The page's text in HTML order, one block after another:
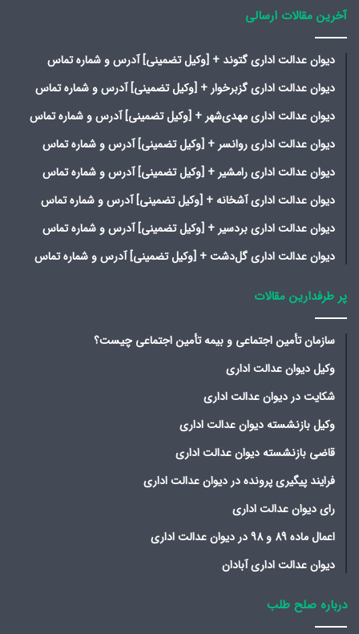
آخرین مقالات ارسالی
دیوان عدالت اداری گتوند + [وکیل تضمینی] آدرس و شماره تماس
دیوان عدالت اداری گزبرخوار + [وکیل تضمینی] آدرس و شماره تماس
دیوان عدالت اداری مهدی‌شهر + [وکیل تضمینی] آدرس و شماره تماس
دیوان عدالت اداری روانسر + [وکیل تضمینی] آدرس و شماره تماس
دیوان عدالت اداری رامشیر + [وکیل تضمینی] آدرس و شماره تماس
دیوان عدالت اداری آشخانه + [وکیل تضمینی] آدرس و شماره تماس
دیوان عدالت اداری بردسیر + [وکیل تضمینی] آدرس و شماره تماس
دیوان عدالت اداری گل‌دشت + [وکیل تضمینی] آدرس و شماره تماس
پر طرفدارین مقالات
سازمان تأمین اجتماعی و بیمه تأمین اجتماعی چیست؟
وکیل دیوان عدالت اداری
شکایت در دیوان عدالت اداری
وکیل بازنشسته دیوان عدالت اداری
قاضی بازنشسته دیوان عدالت اداری
فرایند پیگیری پرونده در دیوان عدالت اداری
رای دیوان عدالت اداری
اعمال ماده 89 و 98 در دیوان عدالت اداری
دیوان عدالت اداری آبادان
درباره صلح طلب